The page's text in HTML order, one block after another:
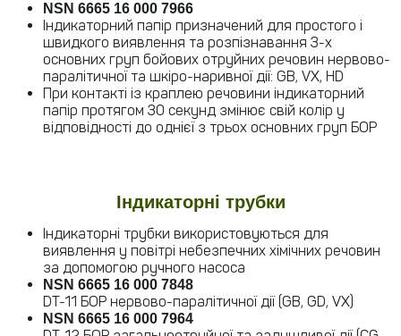
NSN 6665 16 000 7966
Індикаторний папір призначений для простого і
швидкого виявлення та розпізнавання 3-х
основних груп бойових отруйних речовин нервово-
паралітичної та шкіро-наривної дії: GB, VX, HD
При контакті із краплею речовини індикаторний
папір протягом 30 секунд змінює свій колір у
відповідності до однієї з трьох основних груп БОР
Індикаторні трубки
Індикаторні трубки використовуються для
виявлення у повітрі небезпечних хімічних речовин
за допомогою ручного насоса
NSN 6665 16 000 7848
DT-11 БОР нервово-паралітичної дії (GB, GD, VX)
NSN 6665 16 000 7964